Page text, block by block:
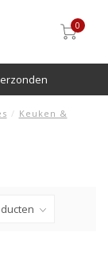
0
/ Keuken &